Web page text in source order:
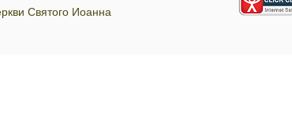
Святого Иоанна